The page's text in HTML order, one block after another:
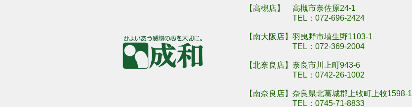
【高槻店】 高槻市奈佐原24-1
TEL： 072-696-2424
【南大阪店】羽曳野市埴生野1103-1
TEL： 072-369-2004
【北奈良店】奈良市川上町943-6
TEL： 0742-26-1002
【南奈良店】奈良県北葛城郡上牧町上牧1598-1
TEL： 0745-71-8833